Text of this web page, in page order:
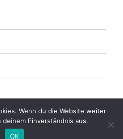
/Datenschutz/
Wenn du die Website weiter
Einverständnis aus.
OK